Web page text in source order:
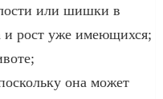
или шишки в
и рост уже имеющихся;
она может